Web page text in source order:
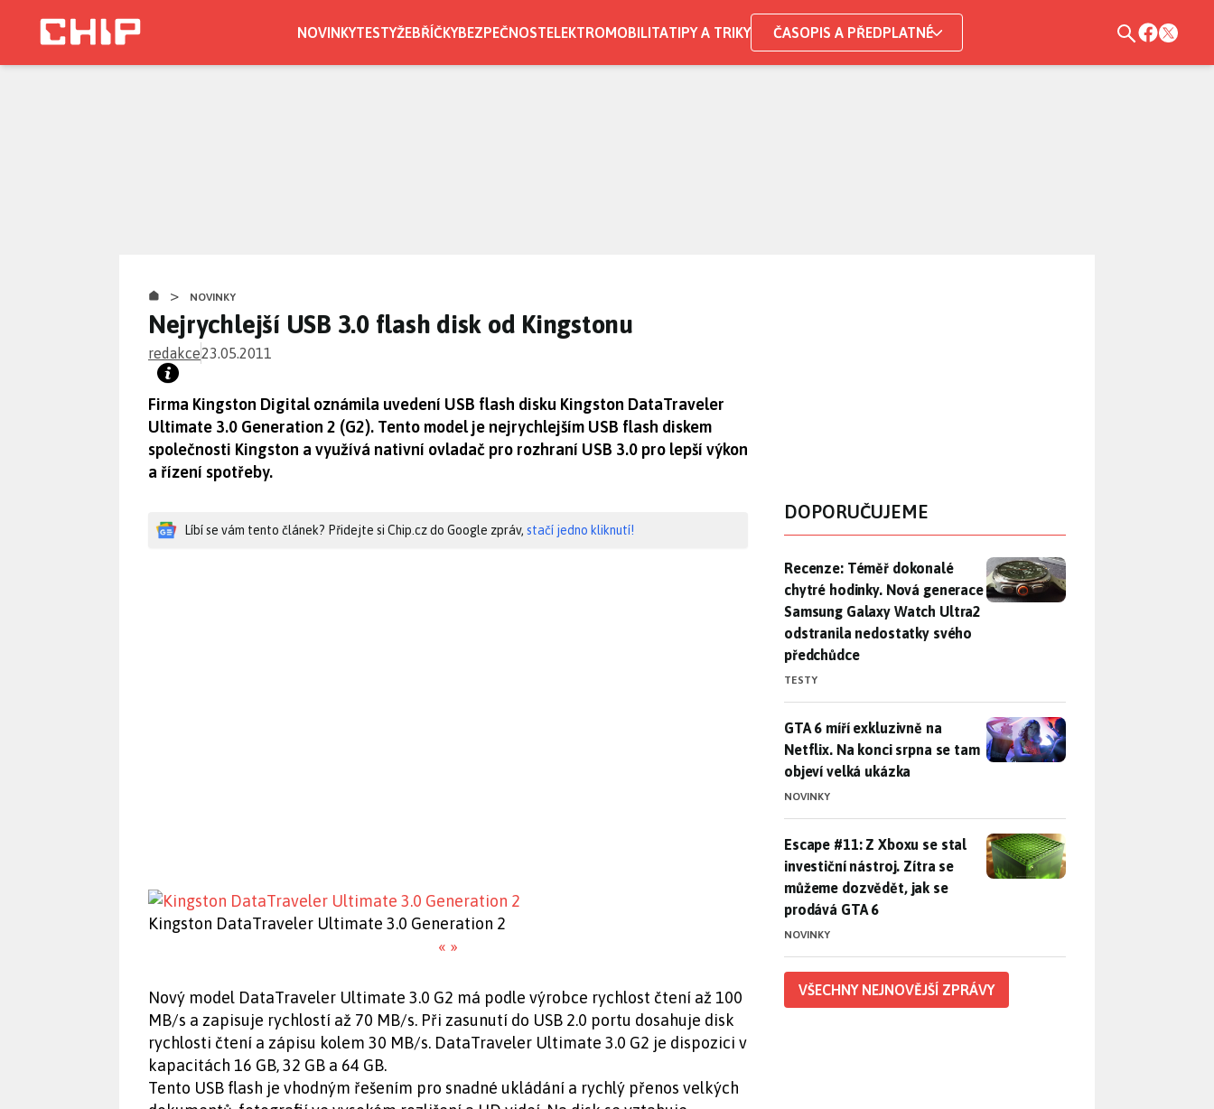
NOVINKYTESTYŽEBŘÍČKYBEZPEČNOSTELEKTROMOBILITATIPY A TRIKY ČASOPIS A PŘEDPLATNÉ
> NOVINKY
Nejrychlejší USB 3.0 flash disk od Kingstonu
redakce23.05.2011
Firma Kingston Digital oznámila uvedení USB flash disku Kingston DataTraveler
Ultimate 3.0 Generation 2 (G2). Tento model je nejrychlejším USB flash diskem
společnosti Kingston a využívá nativní ovladač pro rozhraní USB 3.0 pro lepší výkon
a řízení spotřeby.
Líbí se vám tento článek? Přidejte si Chip.cz do Google zpráv, stačí jedno kliknutí!
Kingston DataTraveler Ultimate 3.0 Generation 2
« »
Nový model DataTraveler Ultimate 3.0 G2 má podle výrobce rychlost čtení až 100
MB/s a zapisuje rychlostí až 70 MB/s. Při zasunutí do USB 2.0 portu dosahuje disk
rychlosti čtení a zápisu kolem 30 MB/s. DataTraveler Ultimate 3.0 G2 je dispozici v
kapacitách 16 GB, 32 GB a 64 GB.
Tento USB flash je vhodným řešením pro snadné ukládání a rychlý přenos velkých
DOPORUČUJEME
Recenze: Téměř dokonalé chytré hodinky. Nová generace
Recenze: Téměř dokonalé
chytré hodinky. Nová generace
Samsung Galaxy Watch Ultra2
odstranila nedostatky svého
předchůdce
TESTY
GTA 6 míří exkluzivně na Netflix. Na konci srpna se tam objeví
GTA 6 míří exkluzivně na
Netflix. Na konci srpna se tam
objeví velká ukázka
NOVINKY
Escape #11: Z Xboxu se stal investiční nástroj. Zítra se můžeme
Escape #11: Z Xboxu se stal
investiční nástroj. Zítra se
můžeme dozvědět, jak se
prodává GTA 6
NOVINKY
VŠECHNY NEJNOVĚJŠÍ ZPRÁVY